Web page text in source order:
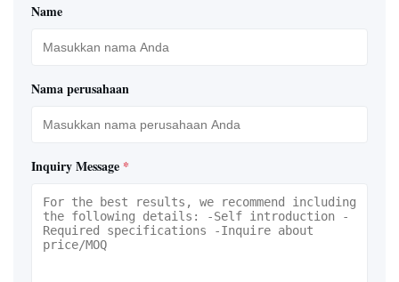
Name
Nama perusahaan
Inquiry Message *